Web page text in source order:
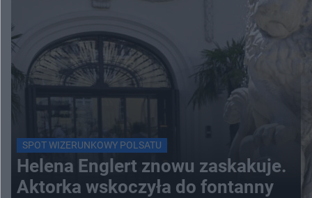
SPOT WIZERUNKOWY POLSATU
Helena Englert znowu zaskakuje.
Aktorka wskoczyła do fontanny